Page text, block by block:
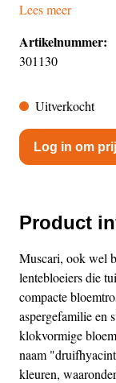
Lees meer
Artikelnummer:
301130
Uitverkocht
Log in om
Product
Muscari, ook wel
lentebloeiers die
compacte
aspergefamilie en
klokvormige
naam
kleuren,